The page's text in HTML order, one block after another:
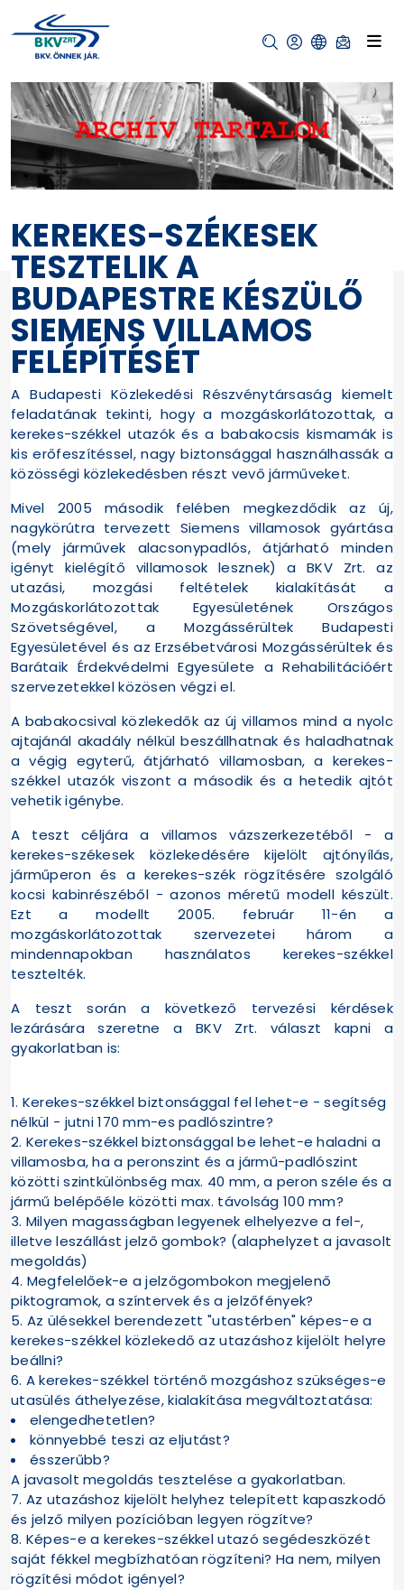
KEREKES-SZÉKESEK
TESZTELIK A
BUDAPESTRE KÉSZÜLŐ
SIEMENS VILLAMOS
FELÉPÍTÉSÉT
A Budapesti Közlekedési Részvénytársaság kiemelt
feladatának tekinti, hogy a mozgáskorlátozottak, a
kerekes-székkel utazók és a babakocsis kismamák is
kis erőfeszítéssel, nagy biztonsággal használhassák a
közösségi közlekedésben részt vevő járműveket.
Mivel 2005 második felében megkezdődik az új,
nagykörútra tervezett Siemens villamosok gyártása
(mely járművek alacsonypadlós, átjárható minden
igényt kielégítő villamosok lesznek) a BKV Zrt. az
utazási, mozgási feltételek kialakítását a
Mozgáskorlátozottak Egyesületének Országos
Szövetségével, a Mozgássérültek Budapesti
Egyesületével és az Erzsébetvárosi Mozgássérültek és
Barátaik Érdekvédelmi Egyesülete a Rehabilitációért
szervezetekkel közösen végzi el.
A babakocsival közlekedők az új villamos mind a nyolc
ajtajánál akadály nélkül beszállhatnak és haladhatnak
a végig egyterű, átjárható villamosban, a kerekes-
székkel utazók viszont a második és a hetedik ajtót
vehetik igénybe.
A teszt céljára a villamos vázszerkezetéből - a
kerekes-székesek közlekedésére kijelölt ajtónyílás,
járműperon és a kerekes-szék rögzítésére szolgáló
kocsi kabinrészéből - azonos méretű modell készült.
Ezt a modellt 2005. február 11-én a
mozgáskorlátozottak szervezetei három a
mindennapokban használatos kerekes-székkel
tesztelték.
A teszt során a következő tervezési kérdések
lezárására szeretne a BKV Zrt. választ kapni a
gyakorlatban is:
1. Kerekes-székkel biztonsággal fel lehet-e - segítség
nélkül - jutni 170 mm-es padlószintre?
2. Kerekes-székkel biztonsággal be lehet-e haladni a
villamosba, ha a peronszint és a jármű-padlószint
közötti szintkülönbség max. 40 mm, a peron széle és a
jármű belépőéle közötti max. távolság 100 mm?
3. Milyen magasságban legyenek elhelyezve a fel-,
illetve leszállást jelző gombok? (alaphelyzet a javasolt
megoldás)
4. Megfelelőek-e a jelzőgombokon megjelenő
piktogramok, a színtervek és a jelzőfények?
5. Az ülésekkel berendezett "utastérben" képes-e a
kerekes-székkel közlekedő az utazáshoz kijelölt helyre
beállni?
6. A kerekes-székkel történő mozgáshoz szükséges-e
utasülés áthelyezése, kialakítása megváltoztatása:
elengedhetetlen?
könnyebbé teszi az eljutást?
ésszerűbb?
A javasolt megoldás tesztelése a gyakorlatban.
7. Az utazáshoz kijelölt helyhez telepített kapaszkodó
és jelző milyen pozícióban legyen rögzítve?
8. Képes-e a kerekes-székkel utazó segédeszközét
saját fékkel megbízhatóan rögzíteni? Ha nem, milyen
rögzítési módot igényel?